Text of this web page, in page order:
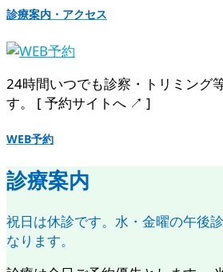
診療案内・アクセス
24時間いつでも診察・トリミング
す。 [ 予約サイトへ ↗︎ ]
WEB予約
診療案内
祝日は休診です。水・金曜の午後
なります。